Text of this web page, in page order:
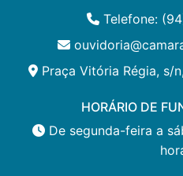
Telefone:
Praça Vitória Régia, s/
HORÁRIO DE
De segunda-feira a